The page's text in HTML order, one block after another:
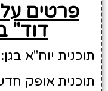
פרטים על
דוד"
תוכנית יוח"א
תוכנית אופק